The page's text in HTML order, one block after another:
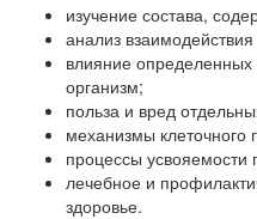
изучение состава,
анализ
влияние
организм;
польза и вред
механизмы клеточного
процессы усвояемости
лечебное и
здоровье.